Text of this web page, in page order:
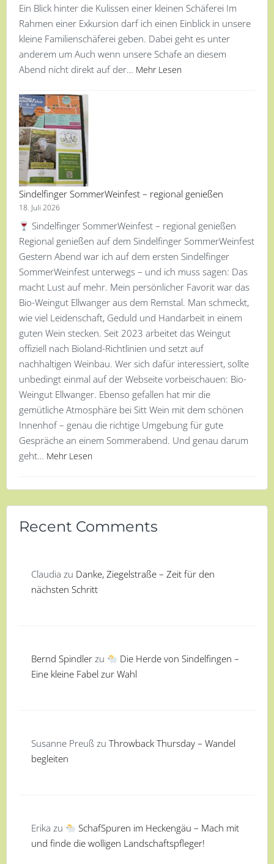
Ein Blick hinter die Kulissen einer kleinen Schäferei Im
Rahmen einer Exkursion darf ich einen Einblick in unsere
kleine Familienschäferei geben. Dabei geht es unter
anderem um Auch wenn unsere Schafe an diesem
Abend nicht direkt auf der… Mehr Lesen
Sindelfinger SommerWeinfest – regional genießen
18. Juli 2026
Sindelfinger SommerWeinfest – regional genießen
Regional genießen auf dem Sindelfinger SommerWeinfest
Gestern Abend war ich auf dem ersten Sindelfinger
SommerWeinfest unterwegs – und ich muss sagen: Das
macht Lust auf mehr. Mein persönlicher Favorit war das
Bio-Weingut Ellwanger aus dem Remstal. Man schmeckt,
wie viel Leidenschaft, Geduld und Handarbeit in einem
guten Wein stecken. Seit 2023 arbeitet das Weingut
offiziell nach Bioland-Richtlinien und setzt auf
nachhaltigen Weinbau. Wer sich dafür interessiert, sollte
unbedingt einmal auf der Webseite vorbeischauen: Bio-
Weingut Ellwanger. Ebenso gefallen hat mir die
gemütliche Atmosphäre bei Sitt Wein mit dem schönen
Innenhof – genau die richtige Umgebung für gute
Gespräche an einem Sommerabend. Und genau darum
geht… Mehr Lesen
Recent Comments
Claudia zu Danke, Ziegelstraße – Zeit für den
nächsten Schritt
Bernd Spindler zu
Die Herde von Sindelfingen –
Eine kleine Fabel zur Wahl
Susanne Preuß zu Throwback Thursday – Wandel
begleiten
Erika zu
SchafSpuren im Heckengäu – Mach mit
und finde die wolligen Landschaftspfleger!